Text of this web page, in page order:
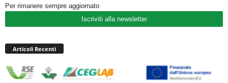
Per rimanere sempre aggiornato
Iscriviti alla newsletter
Articoli Recenti